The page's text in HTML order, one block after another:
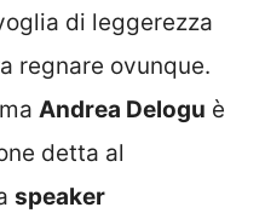
di leggerezza
regnare ovunque.
Andrea Delogu è
detta al
speaker